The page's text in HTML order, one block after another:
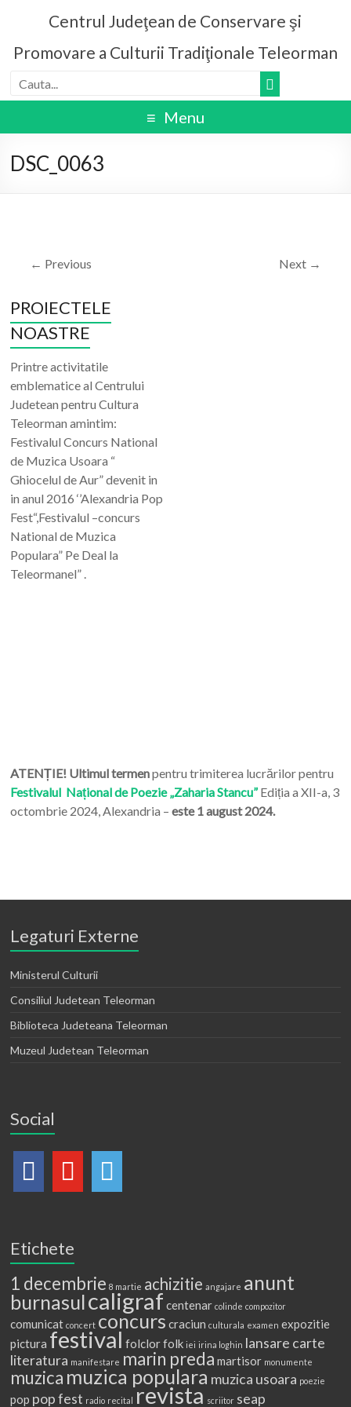
Centrul Judeţean de Conservare şi
Promovare a Culturii Tradiţionale Teleorman
Menu
DSC_0063
← Previous Next →
PROIECTELE
NOASTRE
Printre activitatile
emblematice al Centrului
Judetean pentru Cultura
Teleorman amintim:
Festivalul Concurs National
de Muzica Usoara “
Ghiocelul de Aur” devenit in
in anul 2016 ‘’Alexandria Pop
Fest“,Festivalul –concurs
National de Muzica
Populara” Pe Deal la
Teleormanel” .
ATENȚIE! Ultimul termenpentru trimiterea lucrărilor pentru
Festivalul Național de Poezie „Zaharia Stancu”Ediția a XII-a, 3
octombrie 2024, Alexandria – este 1 august 2024.
Legaturi Externe
Ministerul Culturii
Consiliul Judetean Teleorman
Biblioteca Judeteana Teleorman
Muzeul Judetean Teleorman
Social
Etichete
1 decembrie 8 martie achizitie angajare anunt
burnasulcaligraf centenar colinde compozitor
comunicat concert concurs craciun culturala examen expozitie
pictura festival folclorfolk iei irina loghin lansare carte
literatura manifestare marin preda martisor monumente
muzica muzica populara muzica usoara poezie
pop pop fest radio recital revista scriitor seap